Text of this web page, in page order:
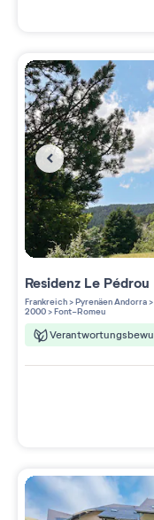
Residenz Le Pédrou
Frankreich>Pyrenäen Andorra>
2000>Font-Romeu